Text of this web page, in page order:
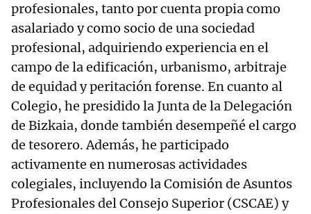
profesionales, tanto por cuenta propia como
asalariado y como socio de una sociedad
profesional, adquiriendo experiencia en el
campo de la edificación, urbanismo, arbitraje
de equidad y peritación forense. En cuanto al
Colegio, he presidido la Junta de la Delegación
de Bizkaia, donde también desempeñé el cargo
de tesorero. Además, he participado
activamente en numerosas actividades
colegiales, incluyendo la Comisión de Asuntos
Profesionales del Consejo Superior (CSCAE) y